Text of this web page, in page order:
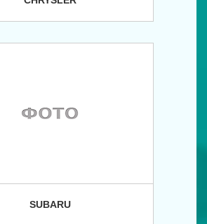
SUBARU